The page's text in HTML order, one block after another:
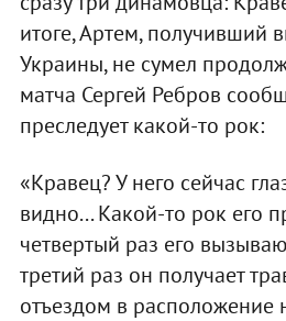
итоге, Артем, получивший
Украины, не сумел
матча Сергей Ребров
преследует какой-то рок:
«Кравец? У него сейчас
видно... Какой-то рок его
четвертый раз его
третий раз он получает
отъездом в расположение